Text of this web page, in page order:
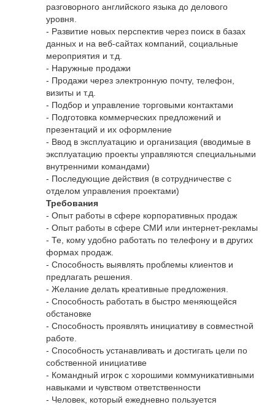
разговорного английского языка до делового
уровня.
- Развитие новых перспектив через поиск в базах
данных и на веб-сайтах компаний, социальные
мероприятия и т.д.
- Наружные продажи
- Продажи через электронную почту, телефон,
визиты и т.д.
- Подбор и управление торговыми контактами
- Подготовка коммерческих предложений и
презентаций и их оформление
- Ввод в эксплуатацию и организация (вводимые в
эксплуатацию проекты управляются специальными
внутренними командами)
- Последующие действия (в сотрудничестве с
отделом управления проектами)
Требования
- Опыт работы в сфере корпоративных продаж
- Опыт работы в сфере СМИ или интернет-рекламы
- Те, кому удобно работать по телефону и в других
формах продаж.
- Способность выявлять проблемы клиентов и
предлагать решения.
- Желание делать креативные предложения.
- Способность работать в быстро меняющейся
обстановке
- Способность проявлять инициативу в совместной
работе.
- Способность устанавливать и достигать цели по
собственной инициативе
- Командный игрок с хорошими коммуникативными
навыками и чувством ответственности
- Человек, который ежедневно пользуется